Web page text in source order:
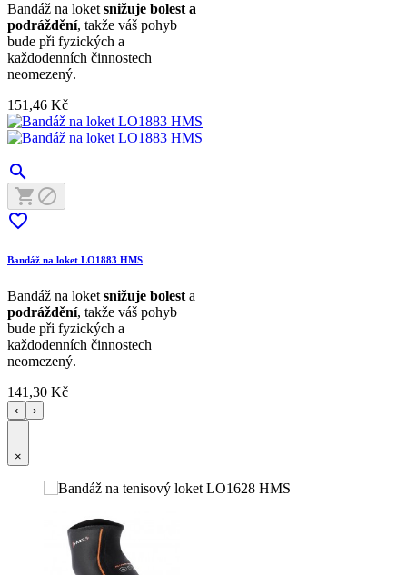
Bandáž na loket snižuje bolest a
podráždění, takže váš pohyb
bude při fyzických a
každodenních činnostech
neomezený.
151,46 Kč

 

Bandáž na loket LO1883 HMS
Bandáž na loket snižuje bolest a
podráždění, takže váš pohyb
bude při fyzických a
každodenních činnostech
neomezený.
141,30 Kč
‹ ›
×